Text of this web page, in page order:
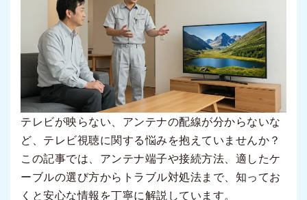
テレビが映らない、アンテナの配線が分からないな
ど、テレビ視聴に関する悩みを抱えていませんか？
この記事では、アンテナ端子や接続方法、適したケ
ーブルの選び方からトラブル対処法まで、知ってお
くと安心な情報を丁寧に解説しています。